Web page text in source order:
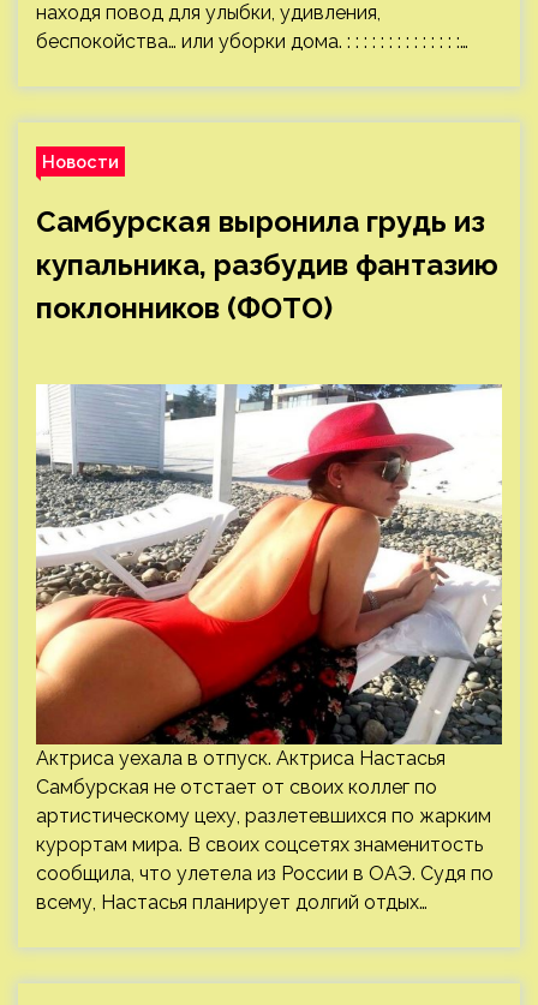
находя повод для улыбки, удивления,
беспокойства… или уборки дома. : : : : : : : : : : : : : :…
Новости
Самбурская выронила грудь из
купальника, разбудив фантазию
поклонников (ФОТО)
Актриса уехала в отпуск. Актриса Настасья
Самбурская не отстает от своих коллег по
артистическому цеху, разлетевшихся по жарким
курортам мира. В своих соцсетях знаменитость
сообщила, что улетела из России в ОАЭ. Судя по
всему, Настасья планирует долгий отдых…